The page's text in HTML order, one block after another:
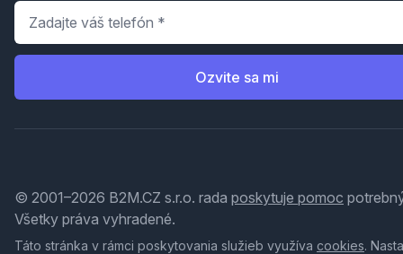
Telefón
Ozvite sa mi
© 2001–2026 B2M.CZ s.r.o. rada poskytuje pomoc
Všetky práva vyhradené.
Táto stránka v rámci poskytovania služieb využíva cookies.